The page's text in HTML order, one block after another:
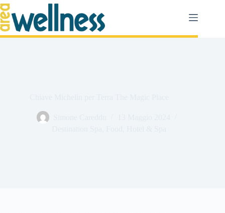
Salta
al
contenuto